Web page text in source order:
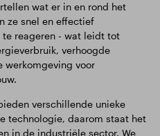
wat er in en rond het
ze snel en effectief
reageren - wat leidt tot
verhoogde
werkomgeving voor
verschillende unieke
technologie, daarom staat het
in de industriële sector. We